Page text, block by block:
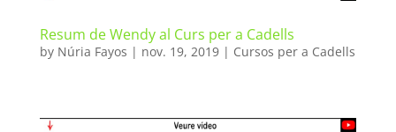
Resum de Wendy al Curs per a Cadells
by Núria Fayos | nov. 19, 2019| Cursos per a Cadells